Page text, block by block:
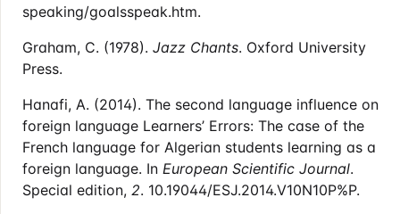
speaking/goalsspeak.htm.
Graham, C. (1978). Jazz Chants. Oxford University
Press.
Hanafi, A. (2014). The second language influence on
foreign language Learners’ Errors: The case of the
French language for Algerian students learning as a
foreign language. In European Scientific Journal.
Special edition, 2. 10.19044/ESJ.2014.V10N10P%P.